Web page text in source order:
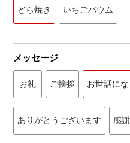
どら焼き いちごバウム
メッセージ
お礼 ご挨拶 お世話に
ありがとうございます 感